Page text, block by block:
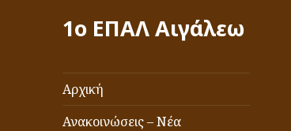
1ο ΕΠΑΛ Αιγάλεω
Αρχική
Ανακοινώσεις – Νέα